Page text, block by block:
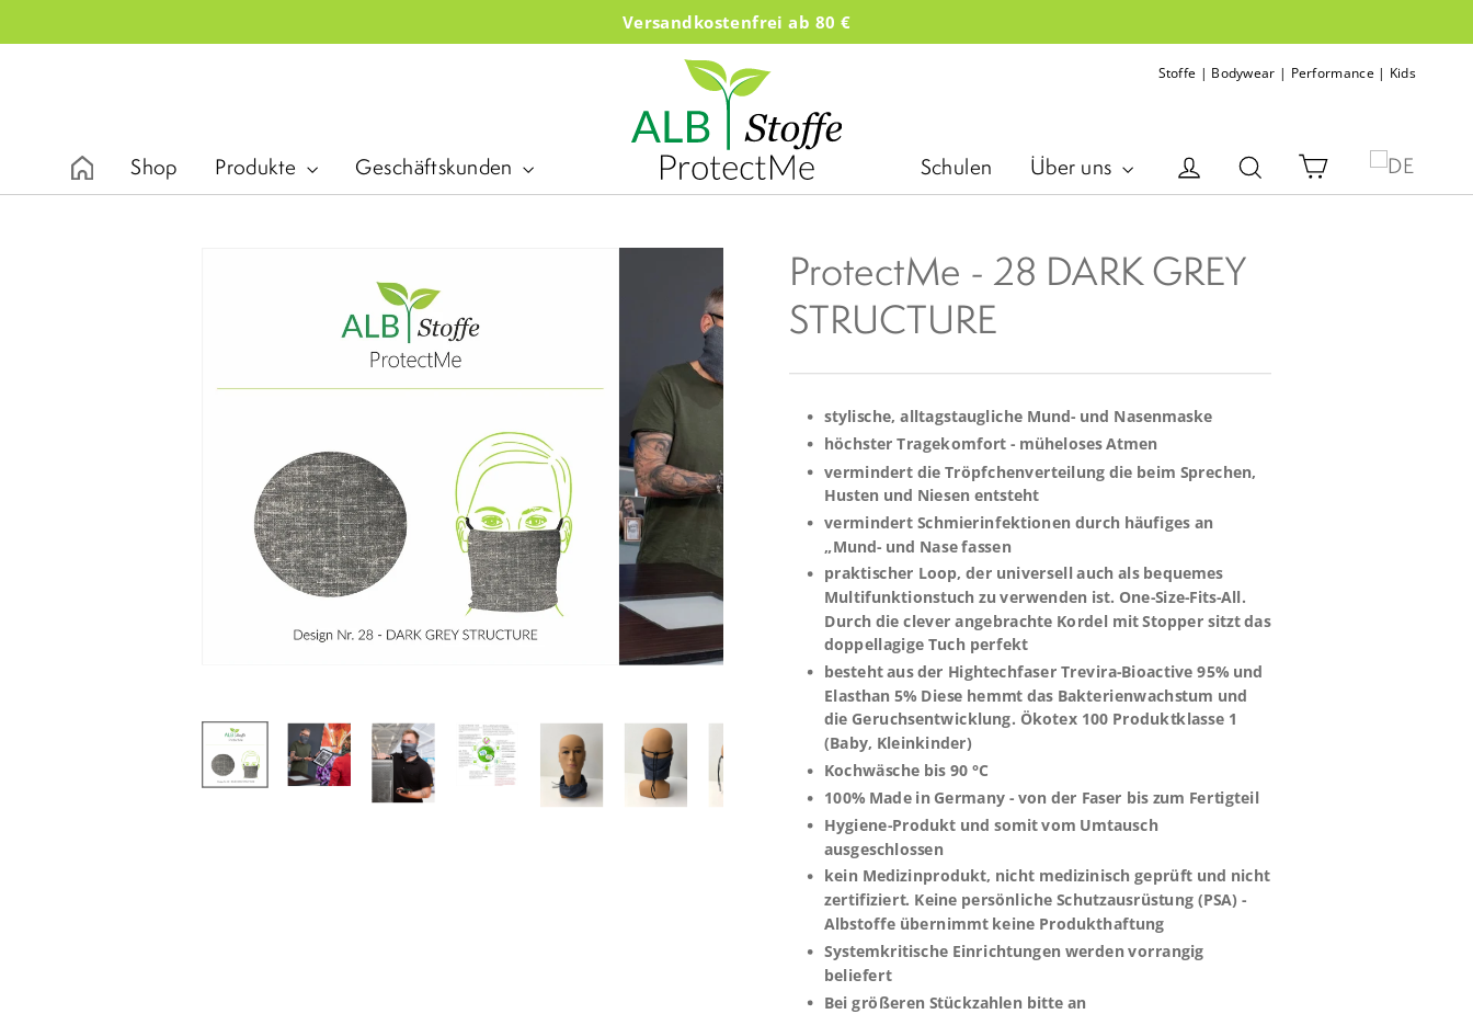
Versandkostenfrei ab 80 €
Stoffe | Bodywear | Performance| Kids
Shop Produkte Geschäftskunden Schulen Über uns EinloggenSuche Einkaufswagen
ProtectMe - 28 DARK GREY
STRUCTURE
stylische, alltagstaugliche Mund- und Nasenmaske
höchster Tragekomfort - müheloses Atmen
vermindert die Tröpfchenverteilung die beim Sprechen,
Husten und Niesen entsteht
vermindert Schmierinfektionen durch häufiges an
„Mund- und Nase fassen
praktischer Loop, der universell auch als bequemes
Multifunktionstuch zu verwenden ist. One-Size-Fits-All.
Durch die clever angebrachte Kordel mit Stopper sitzt das
doppellagige Tuch perfekt
besteht aus der Hightechfaser Trevira-Bioactive 95% und
Elasthan 5% Diese hemmt das Bakterienwachstum und
die Geruchsentwicklung. Ökotex 100 Produktklasse 1
(Baby, Kleinkinder)
Kochwäsche bis 90 °C
100% Made in Germany - von der Faser bis zum Fertigteil
Hygiene-Produkt und somit vom Umtausch
ausgeschlossen
kein Medizinprodukt, nicht medizinisch geprüft und nicht
zertifiziert. Keine persönliche Schutzausrüstung (PSA) -
Albstoffe übernimmt keine Produkthaftung
Systemkritische Einrichtungen werden vorrangig
beliefert
Bei größeren Stückzahlen bitte an